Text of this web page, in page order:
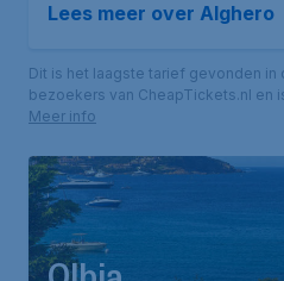
Lees meer over Alghero
Dit is het laagste tarief gevonden in
bezoekers van CheapTickets.nl en
Meer info